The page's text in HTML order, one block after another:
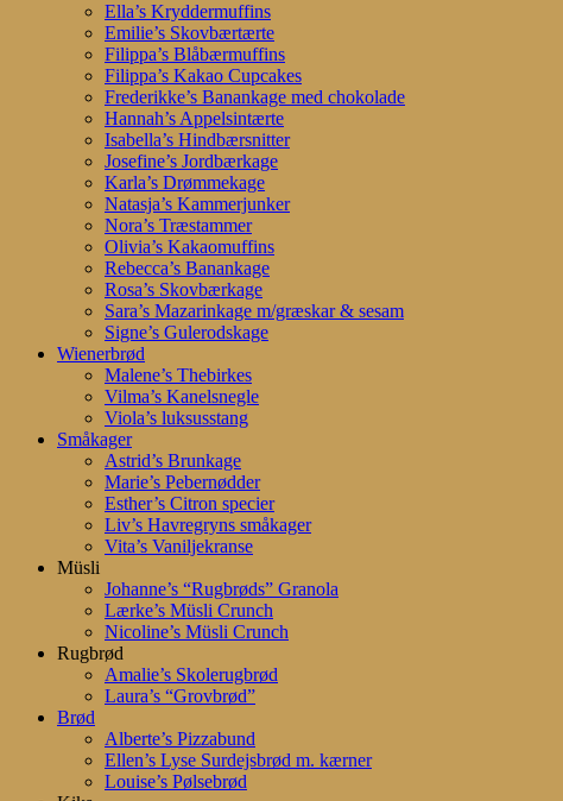
Ella’s Kryddermuffins
Emilie’s Skovbærtærte
Filippa’s Blåbærmuffins
Filippa’s Kakao Cupcakes
Frederikke’s Banankage med chokolade
Hannah’s Appelsintærte
Isabella’s Hindbærsnitter
Josefine’s Jordbærkage
Karla’s Drømmekage
Natasja’s Kammerjunker
Nora’s Træstammer
Olivia’s Kakaomuffins
Rebecca’s Banankage
Rosa’s Skovbærkage
Sara’s Mazarinkage m/græskar & sesam
Signe’s Gulerodskage
Wienerbrød
Malene’s Thebirkes
Vilma’s Kanelsnegle
Viola’s luksusstang
Småkager
Astrid’s Brunkage
Marie’s Pebernødder
Esther’s Citron specier
Liv’s Havregryns småkager
Vita’s Vaniljekranse
Müsli
Johanne’s “Rugbrøds” Granola
Lærke’s Müsli Crunch
Nicoline’s Müsli Crunch
Rugbrød
Amalie’s Skolerugbrød
Laura’s “Grovbrød”
Brød
Alberte’s Pizzabund
Ellen’s Lyse Surdejsbrød m. kærner
Louise’s Pølsebrød